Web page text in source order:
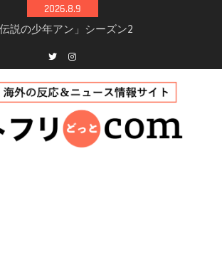
2026.8.9
ズン3最新情報
メールで恋をして」キャス
主演ロマコメ
年撮影開始へ
ィ映画「リトル・ブラザ
！─キャスト・あらすじ・
ころまとめ
Twitterinstagram